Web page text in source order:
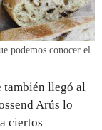
podemos conocer el
también llegó al
Arús lo
ciertos